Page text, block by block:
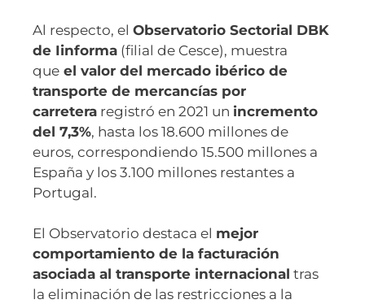
Al respecto, el Observatorio Sectorial DBK
de Iinforma (filial de Cesce), muestra
que el valor del mercado ibérico de
transporte de mercancías por
carretera registró en 2021 un incremento
del 7,3%, hasta los 18.600 millones de
euros, correspondiendo 15.500 millones a
España y los 3.100 millones restantes a
Portugal.
El Observatorio destaca el mejor
comportamiento de la facturación
asociada al transporte internacional tras
la eliminación de las restricciones a la